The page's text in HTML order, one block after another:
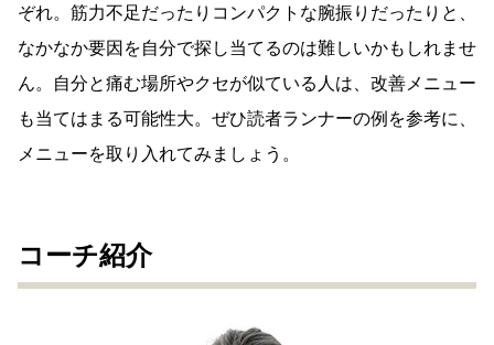
ぞれ。筋力不足だったりコンパクトな腕振りだったりと、
なかなか要因を自分で探し当てるのは難しいかもしれませ
ん。自分と痛む場所やクセが似ている人は、改善メニュー
も当てはまる可能性大。ぜひ読者ランナーの例を参考に、
メニューを取り入れてみましょう。
コーチ紹介